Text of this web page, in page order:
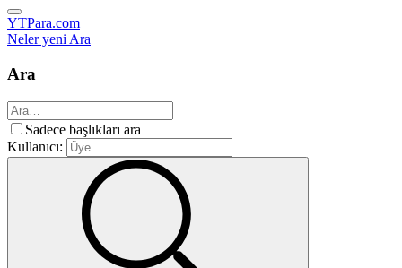
YTPara.com
Neler yeniAra
Ara
Sadece başlıkları ara
Kullanıcı: